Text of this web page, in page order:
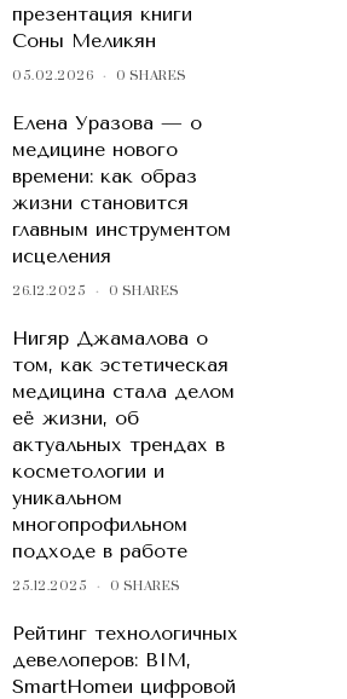
презентация книги
Соны Меликян
05.02.2026 0 SHARES
Елена Уразова — о
медицине нового
времени: как образ
жизни становится
главным инструментом
исцеления
26.12.2025 0 SHARES
Нигяр Джамалова о
том, как эстетическая
медицина стала делом
её жизни, об
актуальных трендах в
косметологии и
уникальном
многопрофильном
подходе в работе
25.12.2025 0 SHARES
Рейтинг технологичных
девелоперов: BIM,
SmartHomeи цифровой